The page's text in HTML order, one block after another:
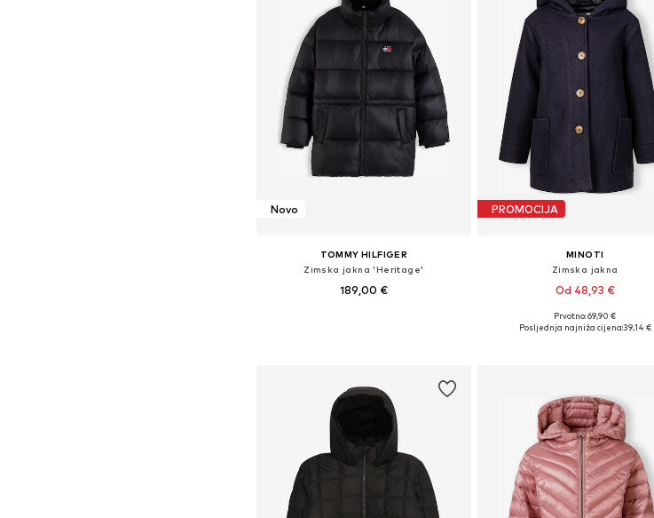
Novo
TOMMY HILFIGER
Zimska jakna 'Heritage'
189,00 €
PROMOCIJA
MINOTI
Zimska jakna
Od 48,93 €
Dostupno u više veličina
Prvotno: 69,90 €
Posljednja najniža cijena:39,14 €